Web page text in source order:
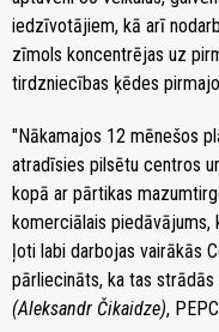
iedzīvotājiem, kā arī
zīmols koncentrējas uz
tirdzniecības ķēdes
"Nākamajos 12 mēnešos
atradīsies pilsētu centros
kopā ar pārtikas
komerciālais
ļoti labi darbojas vairākās
pārliecināts, ka tas strādās
(Aleksandr Čikaidze),